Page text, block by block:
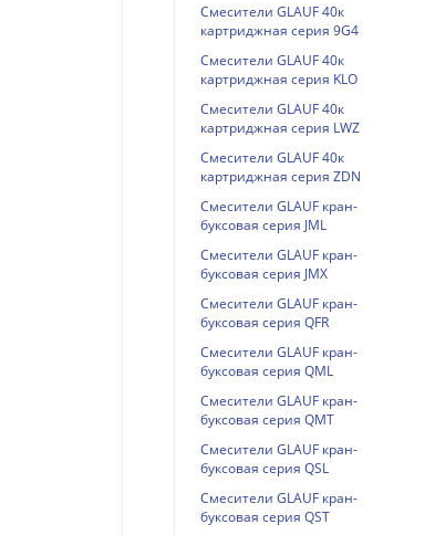
Смесители GLAUF 40к
картриджная серия 9G4
Смесители GLAUF 40к
картриджная серия KLO
Смесители GLAUF 40к
картриджная серия LWZ
Смесители GLAUF 40к
картриджная серия ZDN
Смесители GLAUF кран-
буксовая серия JML
Смесители GLAUF кран-
буксовая серия JMX
Смесители GLAUF кран-
буксовая серия QFR
Смесители GLAUF кран-
буксовая серия QML
Смесители GLAUF кран-
буксовая серия QMT
Смесители GLAUF кран-
буксовая серия QSL
Смесители GLAUF кран-
буксовая серия QST